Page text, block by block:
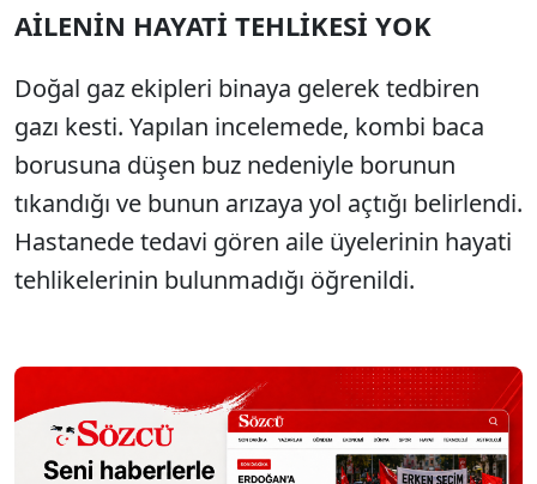
AİLENİN HAYATİ TEHLİKESİ YOK
Doğal gaz ekipleri binaya gelerek tedbiren
gazı kesti. Yapılan incelemede, kombi baca
borusuna düşen buz nedeniyle borunun
tıkandığı ve bunun arızaya yol açtığı belirlendi.
Hastanede tedavi gören aile üyelerinin hayati
tehlikelerinin bulunmadığı öğrenildi.